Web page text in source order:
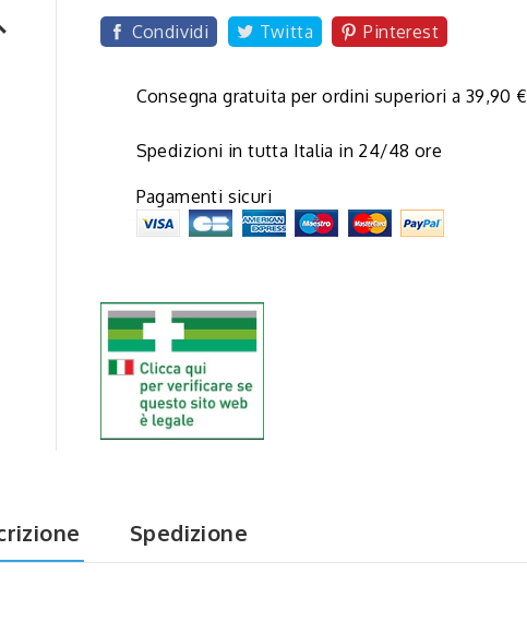
Condividi Twitta Pinterest
Consegna gratuita per ordini superiori a 39,90 €
Spedizioni in tutta Italia in 24/48 ore
Pagamenti sicuri
Spedizione